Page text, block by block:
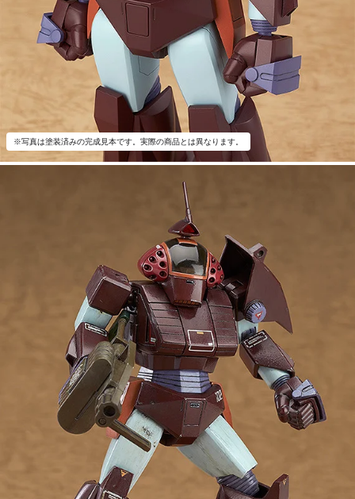
※写真は塗装済みの完成見本です。実際の商品とは異なります。